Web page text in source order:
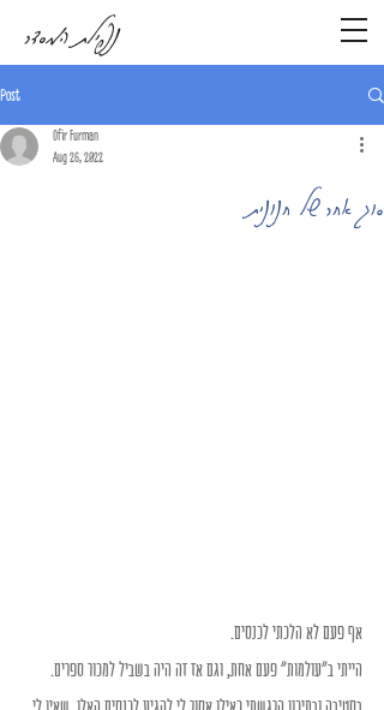
נפילת המסדר
Post
סוג אחר של חנונית
Ofir Furman
Aug 26, 2022
אף פעם לא הלכתי לכנסים.
הייתי ב"עולמות" פעם אחת, וגם אז זה היה בשביל למכור ספרים.